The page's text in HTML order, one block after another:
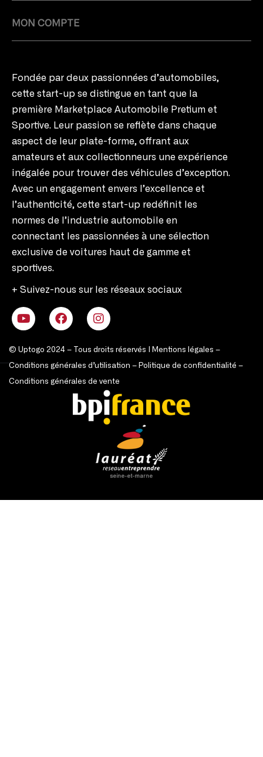
MON COMPTE
Fondée par deux passionnées d’automobiles,
cette start-up se distingue en tant que la
première Marketplace Automobile Pretium et
Sportive. Leur passion se reflète dans chaque
aspect de leur plate-forme, offrant aux
amateurs et aux collectionneurs une expérience
inégalée pour trouver des véhicules d’exception.
Avec un engagement envers l’excellence et
l’authenticité, cette start-up redéfinit les
normes de l’industrie automobile en
connectant les passionnées à une sélection
exclusive de voitures haut de gamme et
sportives.
+ Suivez-nous sur les réseaux sociaux
© Uptogo 2024 – Tous droits réservés | Mentions légales –
Conditions générales d’utilisation – Politique de confidentialité –
Conditions générales de vente